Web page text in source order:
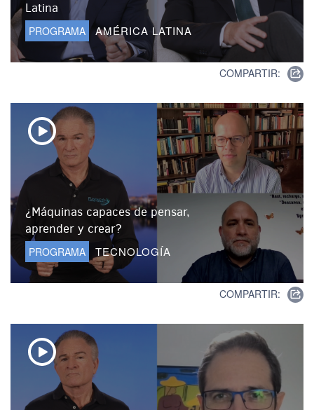
Latina
PROGRAMA AMÉRICA LATINA
COMPARTIR:
¿Máquinas capaces de pensar,
aprender y crear?
PROGRAMA TECNOLOGÍA
COMPARTIR: